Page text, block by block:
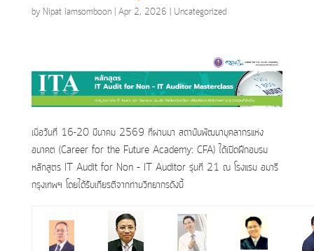
by Nipat Iamsomboon| Apr 2, 2026 | Uncategorized
เมื่อวันที่ 16-20 มีนาคม 2569 ที่ผ่านมา สถาบันพัฒนาบุคลากรแห่ง
อนาคต (Career for the Future Academy: CFA) ได้เปิดฝึกอบรม
หลักสูตร IT Audit for Non – IT Auditor รุ่นที่ 21 ณ โรงแรม อมารี
กรุงเทพฯ โดยได้รับเกียรติจากท่านวิทยากรดังนี้